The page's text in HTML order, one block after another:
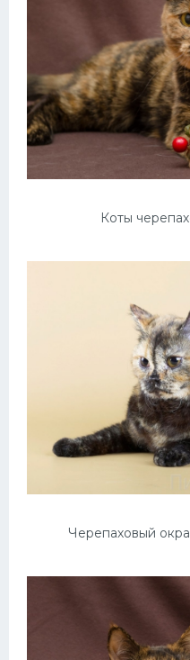
Коты
Черепаховый